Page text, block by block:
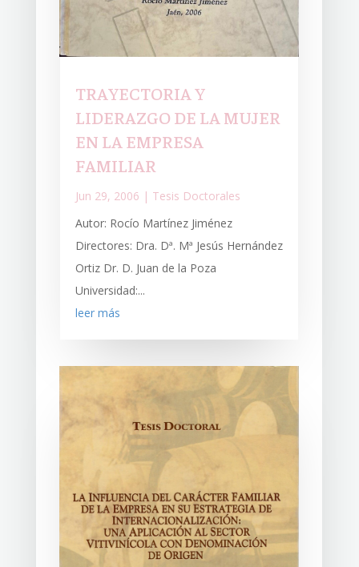
TRAYECTORIA Y
LIDERAZGO DE LA MUJER
EN LA EMPRESA
FAMILIAR
Jun 29, 2006 | Tesis Doctorales
Autor: Rocío Martínez Jiménez
Directores: Dra. Dª. Mª Jesús Hernández
Ortiz Dr. D. Juan de la Poza
Universidad:...
leer más